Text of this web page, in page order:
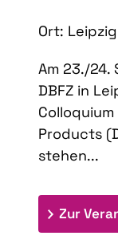
Ort: Leipzig
Am 23./
DBFZ in
Products
stehen...
Zur